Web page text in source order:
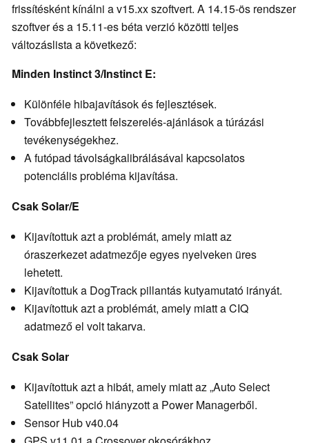
frissítésként kínálni a v15.xx szoftvert. A 14.15-ös rendszer
szoftver és a 15.11-es béta verzió közötti teljes
változáslista a következő:
Minden Instinct 3/Instinct E:
Különféle hibajavítások és fejlesztések.
Továbbfejlesztett felszerelés-ajánlások a túrázási
tevékenységekhez.
A futópad távolságkalibrálásával kapcsolatos
potenciális probléma kijavítása.
Csak Solar/E
Kijavítottuk azt a problémát, amely miatt az
óraszerkezet adatmezője egyes nyelveken üres
lehetett.
Kijavítottuk a DogTrack pillantás kutyamutató irányát.
Kijavítottuk azt a problémát, amely miatt a CIQ
adatmező el volt takarva.
Csak Solar
Kijavítottuk azt a hibát, amely miatt az „Auto Select
Satellites” opció hiányzott a Power Managerből.
Sensor Hub v40.04